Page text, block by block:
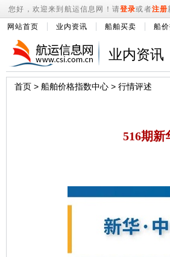
您好，欢迎来到航运信息网！请登录或者注册
网站首页 业内资讯 船舶买卖 船
业内资讯
首页 > 船舶价格指数中心 > 行情评述
516期新